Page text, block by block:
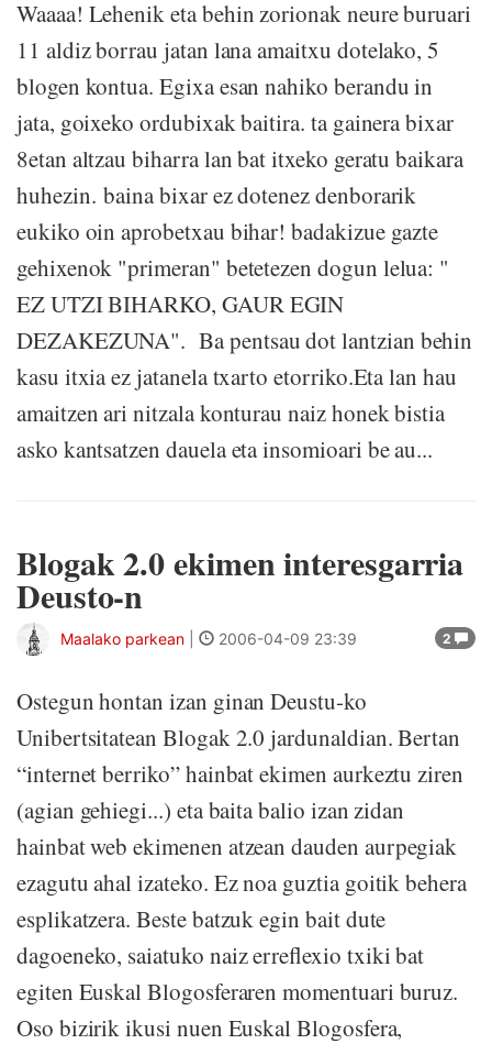
Waaaa! Lehenik eta behin zorionak neure buruari
11 aldiz borrau jatan lana amaitxu dotelako, 5
blogen kontua. Egixa esan nahiko berandu in
jata, goixeko ordubixak baitira. ta gainera bixar
8etan altzau biharra lan bat itxeko geratu baikara
huhezin. baina bixar ez dotenez denborarik
eukiko oin aprobetxau bihar! badakizue gazte
gehixenok "primeran" betetezen dogun lelua: "
EZ UTZI BIHARKO, GAUR EGIN
DEZAKEZUNA". Ba pentsau dot lantzian behin
kasu itxia ez jatanela txarto etorriko.Eta lan hau
amaitzen ari nitzala konturau naiz honek bistia
asko kantsatzen dauela eta insomioari be au...
Blogak 2.0 ekimen interesgarria
Deusto-n
2
Maalako parkean 2006-04-09 23:39
Ostegun hontan izan ginan Deustu-ko
Unibertsitatean Blogak 2.0 jardunaldian. Bertan
“internet berriko” hainbat ekimen aurkeztu ziren
(agian gehiegi...) eta baita balio izan zidan
hainbat web ekimenen atzean dauden aurpegiak
ezagutu ahal izateko. Ez noa guztia goitik behera
esplikatzera. Beste batzuk egin bait dute
dagoeneko, saiatuko naiz erreflexio txiki bat
egiten Euskal Blogosferaren momentuari buruz.
Oso bizirik ikusi nuen Euskal Blogosfera,